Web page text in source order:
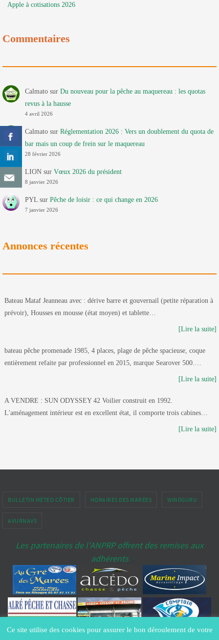
Apple à cotisations 2026
Commentaires
Calmatosur Du nouveau pour la pêche au maquereau : les quotas
revus à la hausse
4 avril 2026
Calmatosur Réglementation 2026 : Vers un doublement du quota de
bar mais un coup de frein sur le maquereau
28 février 2026
LIONsur Vœux 2026 du président
8 janvier 2026
PYLsur Pêche de loisir : ce qui change en 2026
7 janvier 2026
Annonces récentes
Bateau Mataf Jeanneau avec : dérive barre et gouvernail (petite réparation à
prévoir), Housses en mousse (état moyen) et tablette…
[Lire la suite]
bateau pêche promenade 1985, 4 places, plage de pêche spacieuse, coque
entièrement refaite par professionnel en 2015, marque Searover 500.…
[Lire la suite]
A VENDRE : SUN ODYSSEY 42 Voilier construit en 1992.
L'aménagement intérieur est en excellent état, il comporte trois cabines…
[Lire la suite]
BULLETIN MÉTÉO CÔTIER HORAIRES DES MARÉES WINDGURU
AVURNAVS
Les partenaires de l'ANPRP offrent des remises aux
adhérents
Copyright ANPRP-port-penerf.fr® - All Rights Reserved -Contacter le
Ce site utilise des cookies pour assurer le bon déroulement de votre